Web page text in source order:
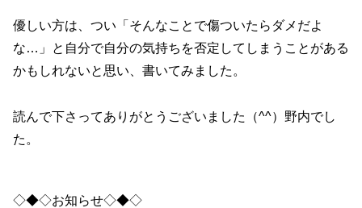
優しい方は、つい「そんなことで傷ついたらダメだよ
な…」と自分で自分の気持ちを否定してしまうことがある
かもしれないと思い、書いてみました。
読んで下さってありがとうございました（^^）野内でし
た。
◇◆◇お知らせ◇◆◇